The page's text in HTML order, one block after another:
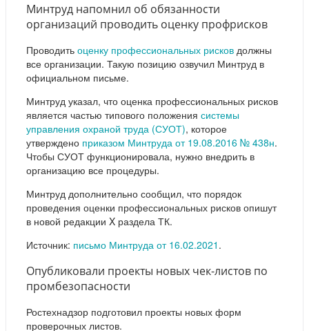
Минтруд напомнил об обязанности
организаций проводить оценку профрисков
Проводить оценку профессиональных рисков должны
все организации. Такую позицию озвучил Минтруд в
официальном письме.
Минтруд указал, что оценка профессиональных рисков
является частью типового положения системы
управления охраной труда (СУОТ), которое
утверждено приказом Минтруда от 19.08.2016 № 438н.
Чтобы СУОТ функционировала, нужно внедрить в
организацию все процедуры.
Минтруд дополнительно сообщил, что порядок
проведения оценки профессиональных рисков опишут
в новой редакции X раздела ТК.
Источник: письмо Минтруда от 16.02.2021 .
Опубликовали проекты новых чек-листов по
промбезопасности
Ростехнадзор подготовил проекты новых форм
проверочных листов.